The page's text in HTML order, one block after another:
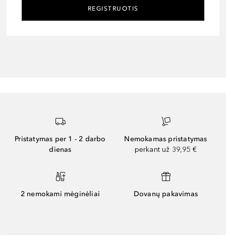
REGISTRUOTIS
Pristatymas per 1 - 2 darbo
dienas
Nemokamas pristatymas
perkant už 39,95 €
2 nemokami mėginėliai Dovanų pakavimas